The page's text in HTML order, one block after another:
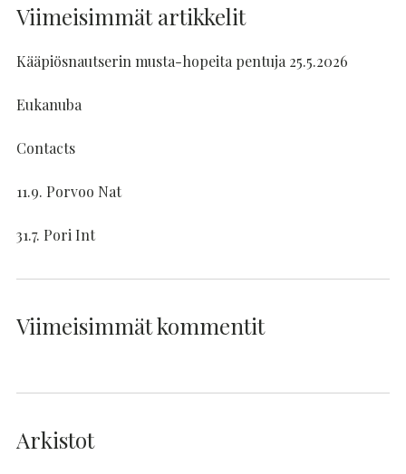
Viimeisimmät artikkelit
Kääpiösnautserin musta-hopeita pentuja 25.5.2026
Eukanuba
Contacts
11.9. Porvoo Nat
31.7. Pori Int
Viimeisimmät kommentit
Arkistot